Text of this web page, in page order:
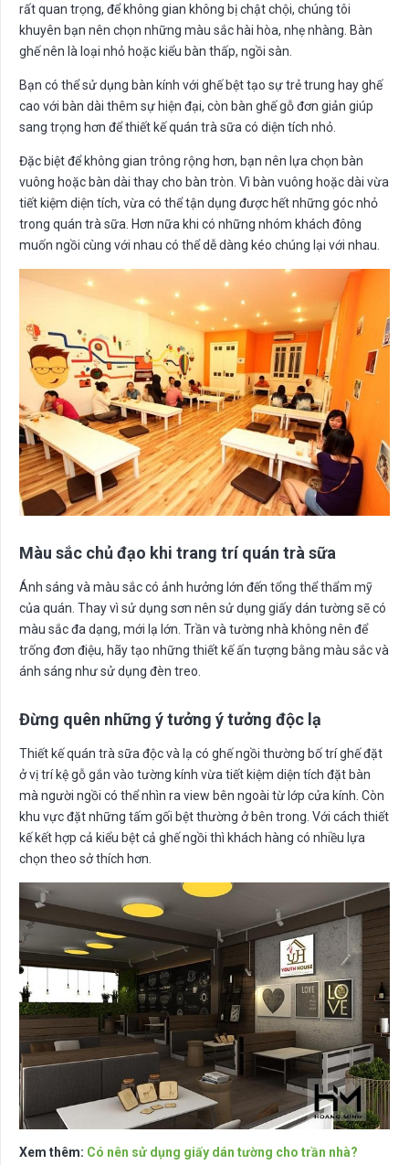
rất quan trọng, để không gian không bị chật chội, chúng tôi
khuyên bạn nên chọn những màu sắc hài hòa, nhẹ nhàng. Bàn
ghế nên là loại nhỏ hoặc kiểu bàn thấp, ngồi sàn.
Bạn có thể sử dụng bàn kính với ghế bệt tạo sự trẻ trung hay ghế
cao với bàn dài thêm sự hiện đại, còn bàn ghế gỗ đơn giản giúp
sang trọng hơn để thiết kế quán trà sữa có diện tích nhỏ.
Đặc biệt để không gian trông rộng hơn, bạn nên lựa chọn bàn
vuông hoặc bàn dài thay cho bàn tròn. Vì bàn vuông hoặc dài vừa
tiết kiệm diện tích, vừa có thể tận dụng được hết những góc nhỏ
trong quán trà sữa. Hơn nữa khi có những nhóm khách đông
muốn ngồi cùng với nhau có thể dễ dàng kéo chúng lại với nhau.
Màu sắc chủ đạo khi trang trí quán trà sữa
Ánh sáng và màu sắc có ảnh hưởng lớn đến tổng thể thẩm mỹ
của quán. Thay vì sử dụng sơn nên sử dụng giấy dán tường sẽ có
màu sắc đa dạng, mới lạ lớn. Trần và tường nhà không nên để
trống đơn điệu, hãy tạo những thiết kế ấn tượng bằng màu sắc và
ánh sáng như sử dụng đèn treo.
Đừng quên những ý tưởng ý tưởng độc lạ
Thiết kế quán trà sữa độc và lạ có ghế ngồi thường bố trí ghế đặt
ở vị trí kệ gỗ gắn vào tường kính vừa tiết kiệm diện tích đặt bàn
mà người ngồi có thể nhìn ra view bên ngoài từ lớp cửa kính. Còn
khu vực đặt những tấm gối bệt thường ở bên trong. Với cách thiết
kế kết hợp cả kiểu bệt cả ghế ngồi thì khách hàng có nhiều lựa
chọn theo sở thích hơn.
Xem thêm: Có nên sử dụng giấy dán tường cho trần nhà?